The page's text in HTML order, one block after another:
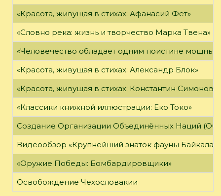
«Красота, живущая в стихах: Афанасий Фет»
«Словно река: жизнь и творчество Марка Твена»
«Человечество обладает одним поистине
«Красота, живущая в стихах: Александр Блок»
«Красота, живущая в стихах: Константин Симонов»
«Классики книжной иллюстрации: Еко Токо»
Создание Организации Объединённых Наций
Видеообзор «Крупнейший знаток фауны Байкала»
«Оружие Победы: Бомбардировщики»
Освобождение Чехословакии